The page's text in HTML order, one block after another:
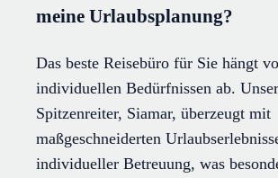
meine Urlaubsplanung?
Das beste Reisebüro für Sie hängt
individuellen Bedürfnissen ab. Unser
Spitzenreiter, Siamar, überzeugt mit
maßgeschneiderten
individueller Betreuung, was